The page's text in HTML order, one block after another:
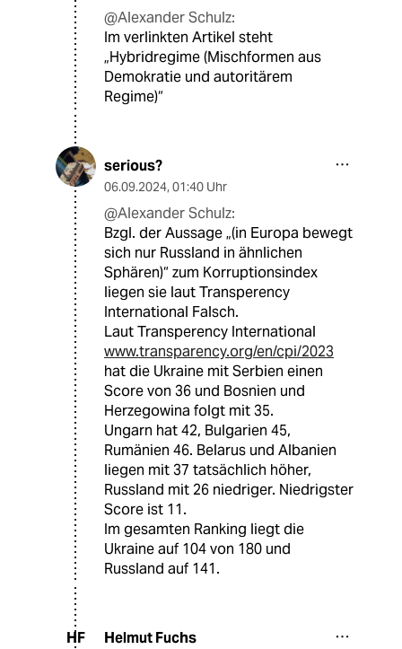
@Alexander Schulz:
Im verlinkten Artikel steht
„Hybridregime (Mischformen aus
Demokratie und autoritärem
Regime)“
serious?
06.09.2024, 01:40 Uhr
@Alexander Schulz:
Bzgl. der Aussage „(in Europa bewegt
sich nur Russland in ähnlichen
Sphären)“ zum Korruptionsindex
liegen sie laut Transperency
International Falsch.
Laut Transperency International
www.transparency.org/en/cpi/2023
hat die Ukraine mit Serbien einen
Score von 36 und Bosnien und
Herzegowina folgt mit 35.
Ungarn hat 42, Bulgarien 45,
Rumänien 46. Belarus und Albanien
liegen mit 37 tatsächlich höher,
Russland mit 26 niedriger. Niedrigster
Score ist 11.
Im gesamten Ranking liegt die
Ukraine auf 104 von 180 und
Russland auf 141.
HF Helmut Fuchs